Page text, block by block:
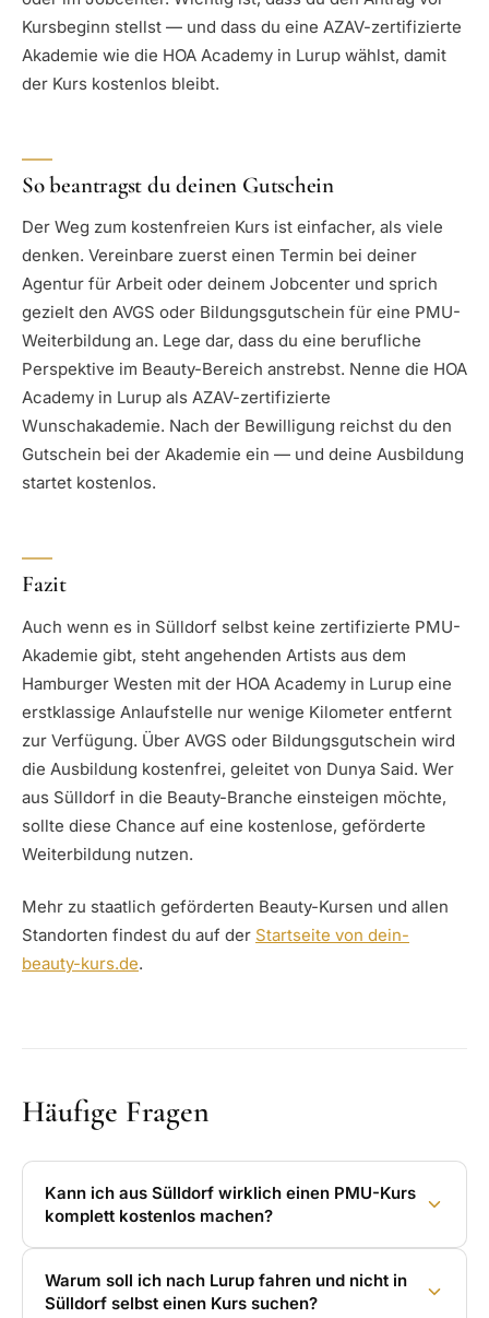
Kursbeginn stellst — und dass du eine AZAV-zertifizierte
Akademie wie die HOA Academy in Lurup wählst, damit
der Kurs kostenlos bleibt.
So beantragst du deinen Gutschein
Der Weg zum kostenfreien Kurs ist einfacher, als viele
denken. Vereinbare zuerst einen Termin bei deiner
Agentur für Arbeit oder deinem Jobcenter und sprich
gezielt den AVGS oder Bildungsgutschein für eine PMU-
Weiterbildung an. Lege dar, dass du eine berufliche
Perspektive im Beauty-Bereich anstrebst. Nenne die HOA
Academy in Lurup als AZAV-zertifizierte
Wunschakademie. Nach der Bewilligung reichst du den
Gutschein bei der Akademie ein — und deine Ausbildung
startet kostenlos.
Fazit
Auch wenn es in Sülldorf selbst keine zertifizierte PMU-
Akademie gibt, steht angehenden Artists aus dem
Hamburger Westen mit der HOA Academy in Lurup eine
erstklassige Anlaufstelle nur wenige Kilometer entfernt
zur Verfügung. Über AVGS oder Bildungsgutschein wird
die Ausbildung kostenfrei, geleitet von Dunya Said. Wer
aus Sülldorf in die Beauty-Branche einsteigen möchte,
sollte diese Chance auf eine kostenlose, geförderte
Weiterbildung nutzen.
Mehr zu staatlich geförderten Beauty-Kursen und allen
Standorten findest du auf der Startseite von dein-
beauty-kurs.de.
Häufige Fragen
Kann ich aus Sülldorf wirklich einen PMU-Kurs
komplett kostenlos machen?
Warum soll ich nach Lurup fahren und nicht in
Sülldorf selbst einen Kurs suchen?